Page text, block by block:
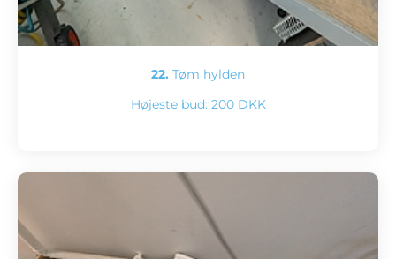
22. Tøm hylden
Højeste bud: 200 DKK